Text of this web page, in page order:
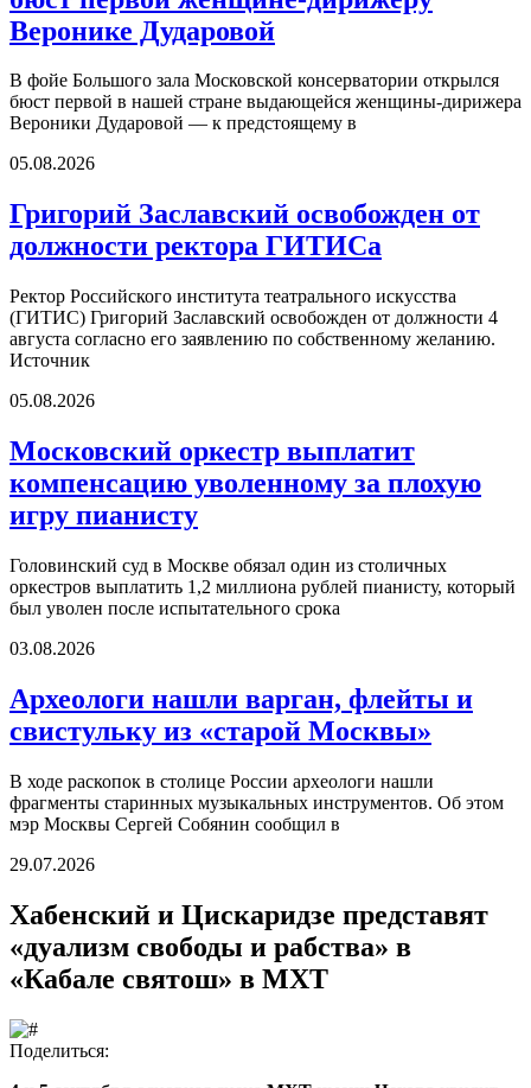
Веронике Дударовой
В фойе Большого зала Московской консерватории открылся
бюст первой в нашей стране выдающейся женщины-дирижера
Вероники Дударовой — к предстоящему в
05.08.2026
Григорий Заславский освобожден от
должности ректора ГИТИСа
Ректор Российского института театрального искусства
(ГИТИС) Григорий Заславский освобожден от должности 4
августа согласно его заявлению по собственному желанию.
Источник
05.08.2026
Московский оркестр выплатит
компенсацию уволенному за плохую
игру пианисту
Головинский суд в Москве обязал один из столичных
оркестров выплатить 1,2 миллиона рублей пианисту, который
был уволен после испытательного срока
03.08.2026
Археологи нашли варган, флейты и
свистульку из «старой Москвы»
В ходе раскопок в столице России археологи нашли
фрагменты старинных музыкальных инструментов. Об этом
мэр Москвы Сергей Собянин сообщил в
29.07.2026
Хабенский и Цискаридзе представят
«дуализм свободы и рабства» в
«Кабале святош» в МХТ
Поделиться: